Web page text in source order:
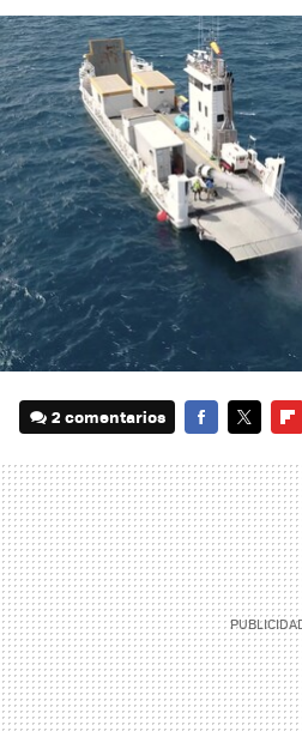
2 comentarios